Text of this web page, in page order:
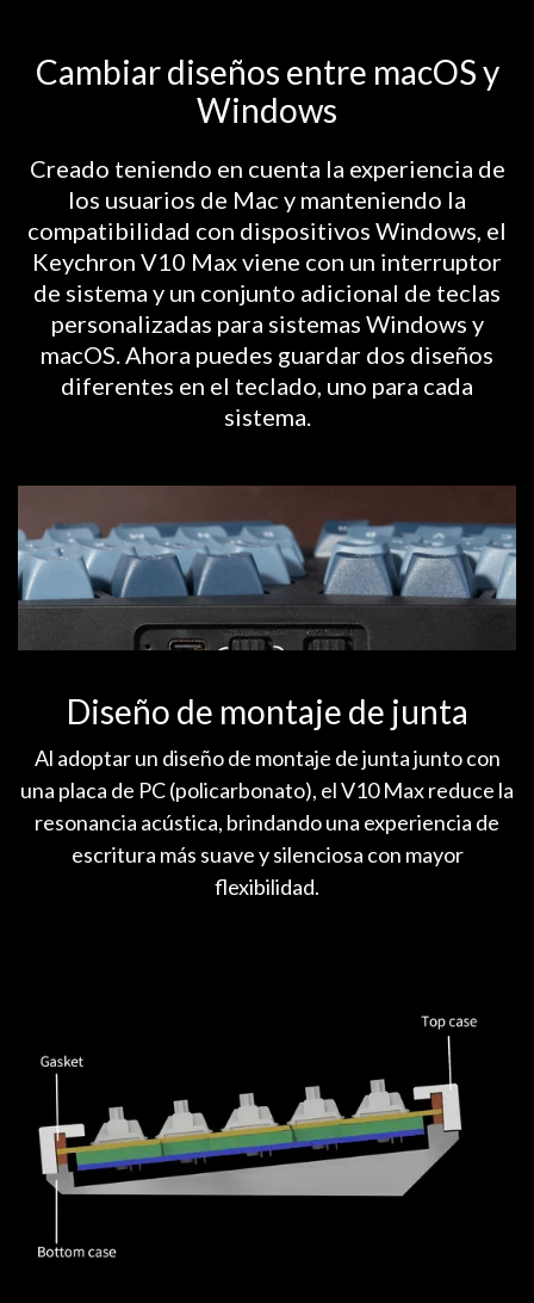
Cambiar diseños entre macOS y
Windows
Creado teniendo en cuenta la experiencia de
los usuarios de Mac y manteniendo la
compatibilidad con dispositivos Windows, el
Keychron V10 Max viene con un interruptor
de sistema y un conjunto adicional de teclas
personalizadas para sistemas Windows y
macOS. Ahora puedes guardar dos diseños
diferentes en el teclado, uno para cada
sistema.
Diseño de montaje de junta
Al adoptar un diseño de montaje de junta junto con
una placa de PC (policarbonato), el V10 Max reduce la
resonancia acústica, brindando una experiencia de
escritura más suave y silenciosa con mayor
flexibilidad.